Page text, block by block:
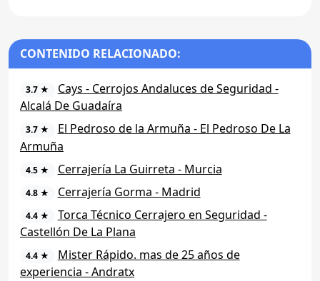
CONTENIDO RELACIONADO:
3.7 ★
Cays - Cerrojos Andaluces de Seguridad -
Alcalá De Guadaíra
3.7 ★
El Pedroso de la Armuña - El Pedroso De La
Armuña
4.5 ★ Cerrajería La Guirreta - Murcia
4.8 ★ Cerrajería Gorma - Madrid
4.4 ★
Torca Técnico Cerrajero en Seguridad -
Castellón De La Plana
4.4 ★
Mister Rápido. mas de 25 años de
experiencia - Andratx